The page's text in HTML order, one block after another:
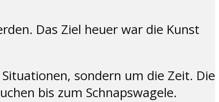
Das Ziel heuer war die Kunst
sondern um die Zeit. Die
bis zum Schnapswagele.